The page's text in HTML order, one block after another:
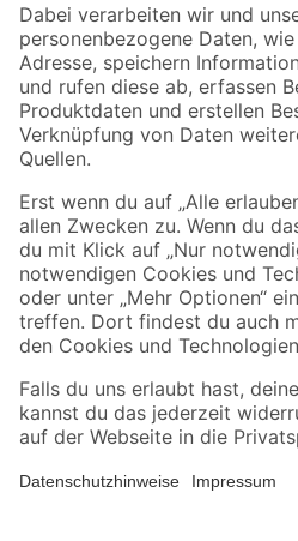
Zahlungsarten
Sicher einkaufen
Jetzt die toom-App herunterladen
Alle Preisangaben in EUR inkl. gesetzl. MwSt..
Umständen nicht in allen Märkten verfügbar. Die
Produkte nur solange der Vorrat reicht.
*Paketversand ab 59 € versandkostenfrei, gilt nicht